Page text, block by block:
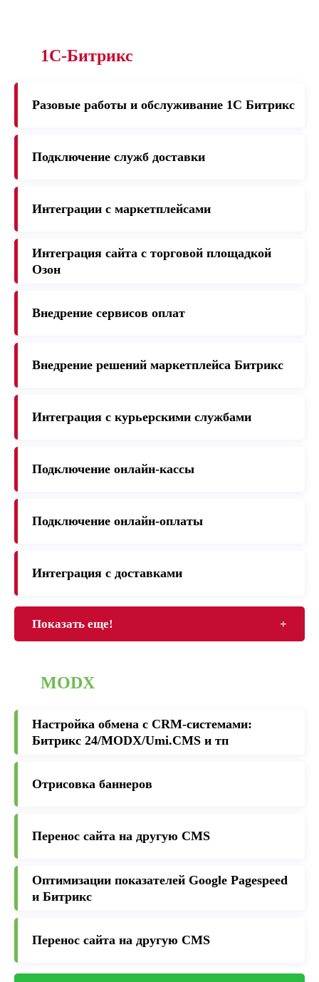
1С-Битрикс
Разовые работы и обслуживание 1C Битрикс
Подключение служб доставки
Интеграции с маркетплейсами
Интеграция сайта с торговой площадкой
Озон
Внедрение сервисов оплат
Внедрение решений маркетплейса Битрикс
Интеграция с курьерскими службами
Подключение онлайн-кассы
Подключение онлайн-оплаты
Интеграция с доставками
Показать еще! +
MODX
Настройка обмена с CRM-cистемами:
Битрикс 24/MODX/Umi.CMS и тп
Отрисовка баннеров
Перенос сайта на другую CMS
Оптимизации показателей Google Pagespeed
и Битрикс
Перенос сайта на другую CMS